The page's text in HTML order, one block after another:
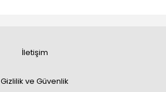
İletişim
Gizlilik ve Güvenlik